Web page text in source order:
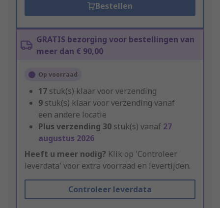
Bestellen
GRATIS bezorging voor bestellingen van
meer dan € 90,00
Op voorraad
17 stuk(s) klaar voor verzending
9 stuk(s) klaar voor verzending vanaf
een andere locatie
Plus verzending 30 stuk(s) vanaf 27
augustus 2026
Heeft u meer nodig? Klik op 'Controleer
leverdata' voor extra voorraad en levertijden.
Controleer leverdata